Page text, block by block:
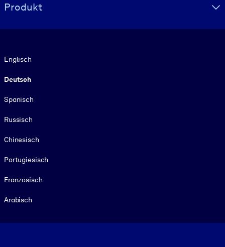
Produkt
Englisch
Deutsch
Spanisch
Russisch
Chinesisch
Portugiesisch
Französisch
Arabisch